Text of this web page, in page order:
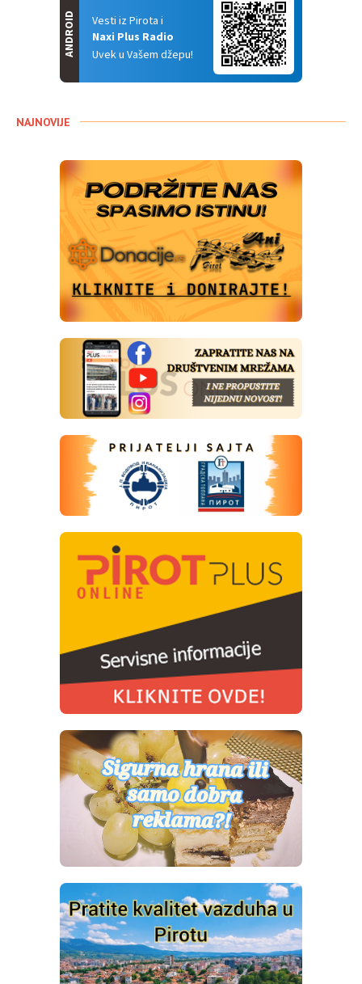
Vesti iz Pirota i
Naxi Plus Radio
Uvek u Vašem džepu!
ANDROID
NAJNOVIJE